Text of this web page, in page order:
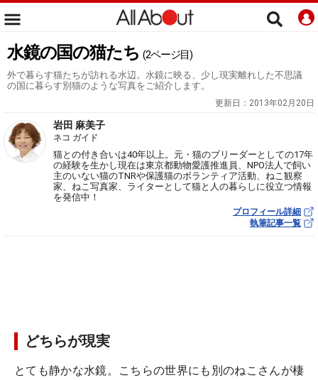
水鏡の国の猫たち (2ページ目)
外で暮らす猫たちが訪れる水辺。水鏡に映る、少し現実離れした不思議
の国に暮らす別猫のような写真をご紹介します。
更新日： 2013年02月20日
岩田 麻美子
ネコ ガイド
猫との付き合いは40年以上。元・猫のブリーダーとしての17年
の経験を生かし現在は東京都動物愛護推進員、NPO法人で飼い
主のいない猫のTNRや保護猫のボランティア活動、ねこ観察
家、ねこ写真家、ライターとして猫と人の暮らしに役立つ情報
を発信中！
プロフィール詳細
執筆記事一覧
どちらが現実
とても静かな水鏡。こちらの世界にも別のねこさんが棲